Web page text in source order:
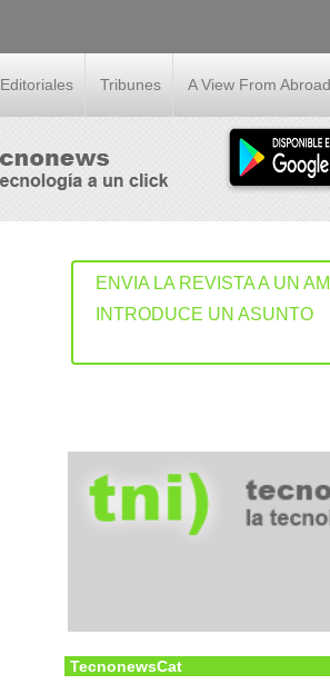
Editoriales Tribunes A View From Abroad
ENVIA LA REVISTA A UN
INTRODUCE UN ASUNTO
TecnonewsCat